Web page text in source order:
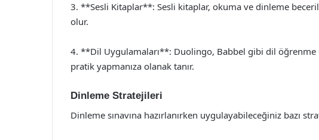
3. **Sesli Kitaplar**: Sesli kitaplar, okuma ve dinleme
olur.
4. **Dil Uygulamaları**: Duolingo, Babbel gibi dil öğrenme
pratik yapmanıza olanak tanır.
Dinleme Stratejileri
Dinleme sınavına hazırlanırken uygulayabileceğiniz bazı